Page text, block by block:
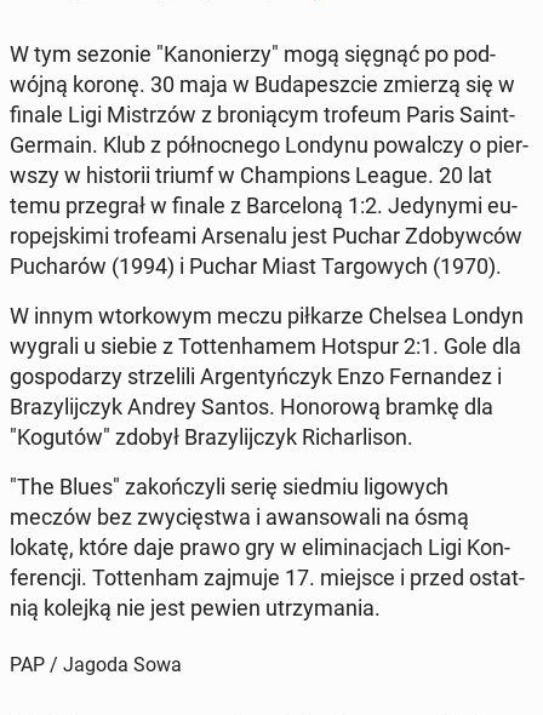
W tym sezonie "Kanon­ierzy" mogą sięgnąć po pod­
wójną koronę. 30 maja w Bu­dapesz­cie zmierzą się w
finale Ligi Mis­trzów z bronią­cym trofeum Paris Saint-
Germain. Klub z północ­nego Londynu powal­czy o pier­
wszy w his­torii triumf w Cham­pi­ons League. 20 lat
temu prze­grał w finale z Barceloną 1:2. Je­dyny­mi eu­
rope­jski­mi tro­fea­mi Ar­se­nalu jest Puchar Zdoby­w­ców
Pucharów (1994) i Puchar Miast Tar­gowych (1970).
W innym wtorkowym meczu piłkarze Chelsea Londyn
wygrali u siebie z Tot­ten­hamem Hotspur 2:1. Gole dla
gospo­darzy strzelili Ar­gen­tyńczyk Enzo Fer­nan­dez i
Brazyli­jczyk Andrey Santos. Hon­orową bramkę dla
"Kogutów" zdobył Brazyli­jczyk Richarli­son.
"The Blues" za­kończyli serię siedmiu ligowych
meczów bez zwycięst­wa i awan­sowali na ósmą
lokatę, które daje prawo gry w elim­i­nac­jach Ligi Kon­
fer­encji. Tot­ten­ham zajmuje 17. miejsce i przed os­tat­
nią kolejką nie jest pewien utrzy­ma­nia.
PAP / Jagoda Sowa